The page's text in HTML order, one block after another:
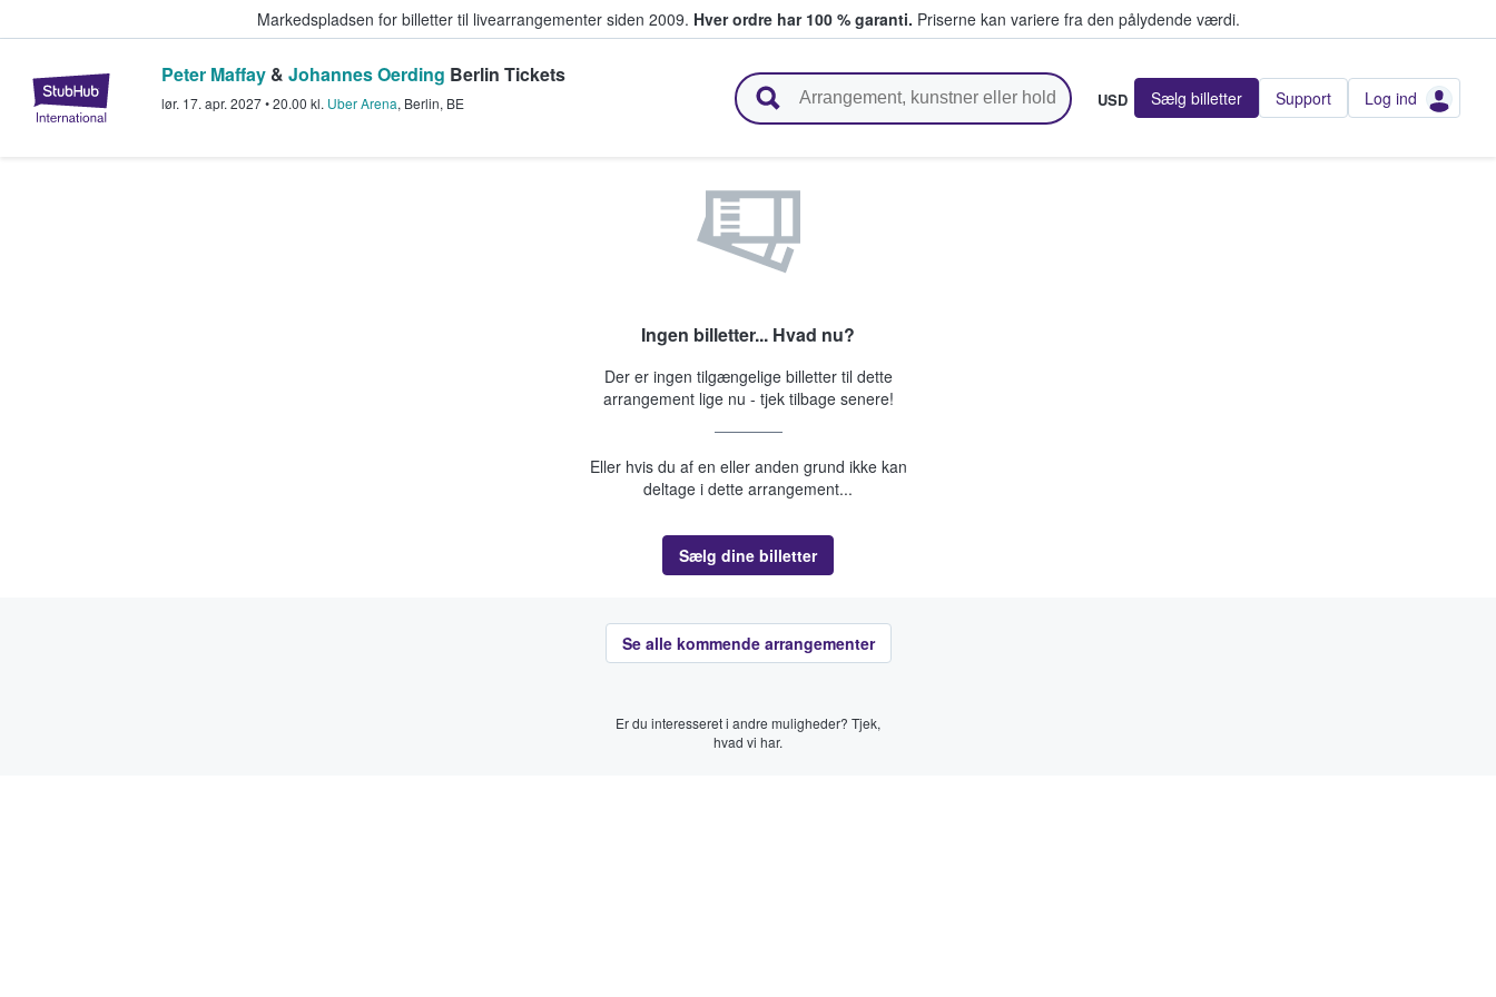
Markedspladsen for billetter til livearrangementer siden 2009. Hver ordre har 100 % garanti. Priserne kan variere fra den pålydende værdi.
StubHub - Hvor fans køber og sælger billetter
Peter Maffay & Johannes Oerding Berlin Tickets
lør. 17. apr. 2027•20.00 kl. Uber Arena, Berlin, BE USD Sælg billetter Support Log ind
Ingen billetter... Hvad nu?
Der er ingen tilgængelige billetter til dette
arrangement lige nu - tjek tilbage senere!
Eller hvis du af en eller anden grund ikke kan
deltage i dette arrangement...
Sælg dine billetter
Se alle kommende arrangementer
Er du interesseret i andre muligheder? Tjek,
hvad vi har.